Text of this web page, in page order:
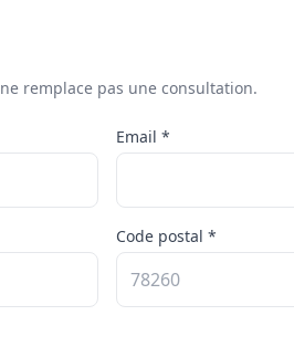
remplace pas une consultation.
Email *
Code postal *